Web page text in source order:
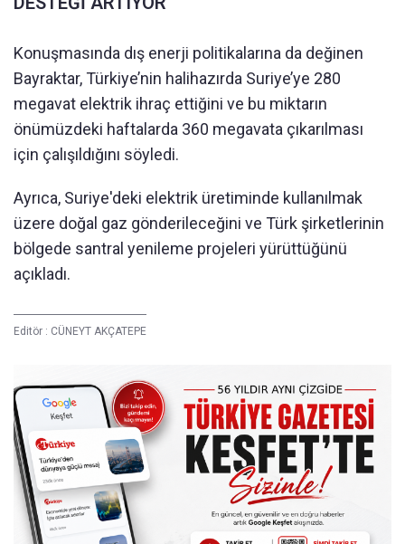
Konuşmasında dış enerji politikalarına da değinen
Bayraktar, Türkiye’nin halihazırda Suriye’ye 280
megavat elektrik ihraç ettiğini ve bu miktarın
önümüzdeki haftalarda 360 megavata çıkarılması
için çalışıldığını söyledi.
Ayrıca, Suriye'deki elektrik üretiminde kullanılmak
üzere doğal gaz gönderileceğini ve Türk şirketlerinin
bölgede santral yenileme projeleri yürüttüğünü
açıkladı.
Editör : CÜNEYT AKÇATEPE